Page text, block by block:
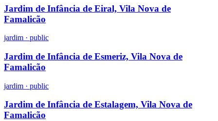
Jardim de Infância de Eiral, Vila Nova de
Famalicão
jardim · public
Jardim de Infância de Esmeriz, Vila Nova de
Famalicão
jardim · public
Jardim de Infância de Estalagem, Vila Nova de
Famalicão